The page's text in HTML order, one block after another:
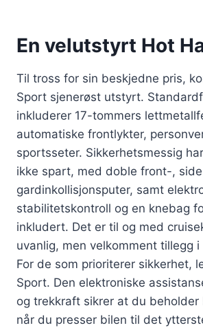
En velutstyrt Hot
Til tross for sin beskjedne pris,
Sport sjenerøst utstyrt.
inkluderer 17-tommers
automatiske frontlykter,
sportsseter. Sikkerhetsmessig
ikke spart, med doble front-,
gardinkollisjonsputer, samt
stabilitetskontroll og en knebag
inkludert. Det er til og med
uvanlig, men velkomment tillegg
For de som prioriterer sikkerhet,
Sport. Den elektroniske
og trekkraft sikrer at du beholder
når du presser bilen til det